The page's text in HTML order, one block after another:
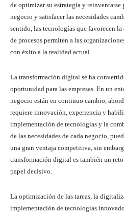
de optimizar su estrategia y
negocio y satisfacer las necesidades
sentido, las tecnologías que favorecen
de procesos permiten a las
con éxito a la realidad actual.
La transformación digital se ha
oportunidad para las empresas. En un
negocio están en continuo cambio,
requiere innovación, experiencia y
implementación de tecnologías y la
de las necesidades de cada negocio,
una gran ventaja competitiva, sin
transformación digital es también un
papel decisivo.
La optimización de las tareas, la
implementación de tecnologías